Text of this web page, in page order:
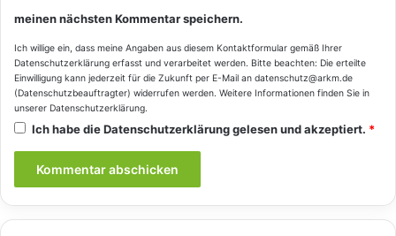
meinen nächsten Kommentar speichern.
Ich willige ein, dass meine Angaben aus diesem Kontaktformular gemäß Ihrer
Datenschutzerklärung erfasst und verarbeitet werden. Bitte beachten: Die erteilte
Einwilligung kann jederzeit für die Zukunft per E-Mail an datenschutz@arkm.de
(Datenschutzbeauftragter) widerrufen werden. Weitere Informationen finden Sie in
unserer Datenschutzerklärung.
Ich habe dieDatenschutzerklärunggelesen und akzeptiert. *